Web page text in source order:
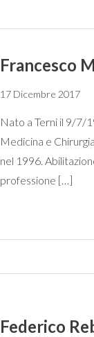
Francesco
17 Dicembre 2017
Nato a Terni il 9/7/
Medicina e
nel 1996.
professione […]
Federico